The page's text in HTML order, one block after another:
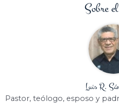
Sobre
Luis R.
Pastor, teólogo, esposo y